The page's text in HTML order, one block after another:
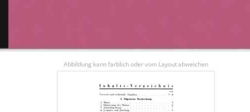
Abbildung kann farblich oder vom Layout abweichen